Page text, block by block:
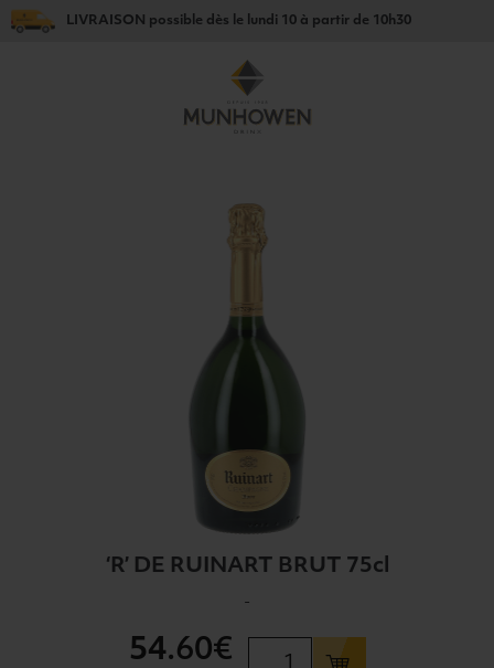
LIVRAISON possible dès le lundi 10 à partir de 10h30
‘R’ DE RUINART BRUT 75cl
-
54.60€